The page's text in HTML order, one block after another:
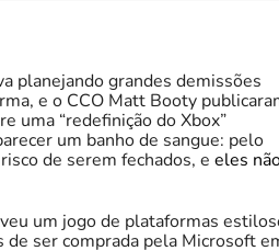
planejando grandes demissões
e o CCO Matt Booty
uma “redefinição do Xbox”
um banho de sangue: pelo
de serem fechados, e eles
um jogo de plataformas
de ser comprada pela Microsoft